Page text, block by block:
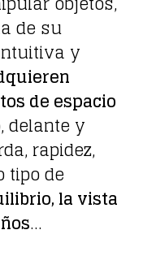
de su
y
de espacio
delante y
rapidez,
tipo de
la vista
…